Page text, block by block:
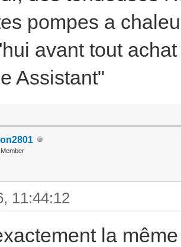
pompes a
avant tout
Assistant"
11:44:12
la